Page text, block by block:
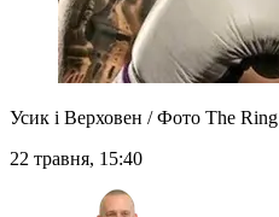
Усик і Верховен / Фото The Ring
22 травня, 15:40